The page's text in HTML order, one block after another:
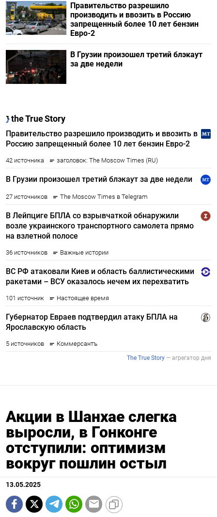
Правительство разрешило
производить и ввозить в Россию
запрещенный более 10 лет бензин
Евро-2
В Грузии произошел третий блэкаут
за две недели
Акции в Шанхае слегка
выросли, в Гонконге
отступили: оптимизм
вокруг пошлин остыл
13.05.2025